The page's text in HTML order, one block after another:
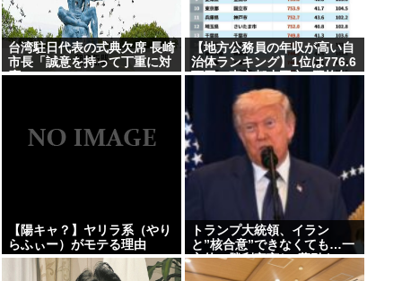
台湾駐日代表の式典欠席 長崎
市長「誠意を持って丁重に対
応」
【地方公務員の年収が高い自
治体ランキング】1位は776.6
万円の東京都小平市 (平均年
齢41.1歳）、2位は神奈川県
川崎市の776.4万円、3位は東
京都武蔵野市の765.4万円
【陽キャ？】ヤリラ系（やり
らふぃー）がモテる理由
www
トランプ大統領、イラン
と”核合意”できなくても…一
方的に勝利宣言し”幕引き”の
考え示唆 米メディア